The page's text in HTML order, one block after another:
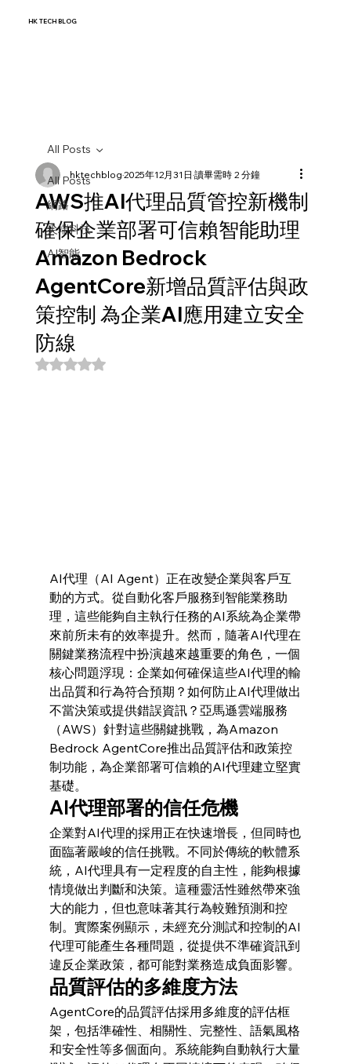
HK TECH BLOG
All Posts
網路
尖端科技
AI智能
All Posts
AWS推AI代理品質管控新機制
確保企業部署可信賴智能助理
Amazon Bedrock
AgentCore新增品質評估與政
策控制 為企業AI應用建立安全
防線
hktechblog2025年12月31日 讀畢需時 2 分鐘
評等為 NaN（最高為 5 顆星）。
AI代理（AI Agent）正在改變企業與客戶互
動的方式。從自動化客戶服務到智能業務助
理，這些能夠自主執行任務的AI系統為企業帶
來前所未有的效率提升。然而，隨著AI代理在
關鍵業務流程中扮演越來越重要的角色，一個
核心問題浮現：企業如何確保這些AI代理的輸
出品質和行為符合預期？如何防止AI代理做出
不當決策或提供錯誤資訊？亞馬遜雲端服務
（AWS）針對這些關鍵挑戰，為Amazon
Bedrock AgentCore推出品質評估和政策控
制功能，為企業部署可信賴的AI代理建立堅實
基礎。
AI代理部署的信任危機
企業對AI代理的採用正在快速增長，但同時也
面臨著嚴峻的信任挑戰。不同於傳統的軟體系
統，AI代理具有一定程度的自主性，能夠根據
情境做出判斷和決策。這種靈活性雖然帶來強
大的能力，但也意味著其行為較難預測和控
制。實際案例顯示，未經充分測試和控制的AI
代理可能產生各種問題，從提供不準確資訊到
違反企業政策，都可能對業務造成負面影響。
品質評估的多維度方法
AgentCore的品質評估採用多維度的評估框
架，包括準確性、相關性、完整性、語氣風格
和安全性等多個面向。系統能夠自動執行大量